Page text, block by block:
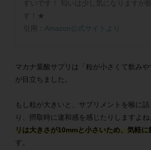
すいです！ 匂いは少し気になりますが
す！★
引用： Amazon公式サイトより
マカナ葉酸サプリは「粒が小さくて飲みや
が目立ちました。
もし粒が大きいと、サプリメントを喉に
り、摂取時に違和感を感じたりしますよね
リは大きさが10mmと小さいため、気軽に
す。